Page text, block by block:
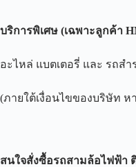
บริการพิเศษ (เฉพาะลูกค้า
อะไหล่ แบตเตอรี่ และ รถสำ
(ภายใต้เงื่อนไขของบริษัท
สนใจสั่งซื้อรถสามล้อไฟฟ้า